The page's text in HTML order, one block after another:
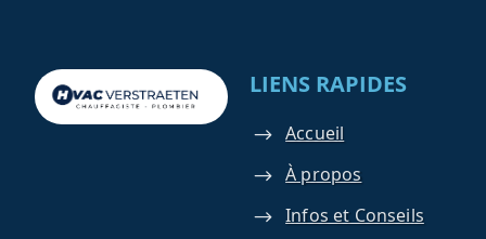
LIENS RAPIDES
Accueil
À propos
Infos et Conseils